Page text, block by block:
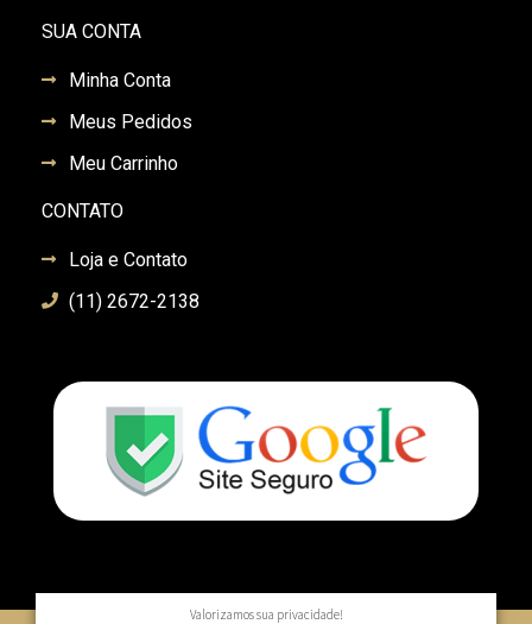
SUA CONTA
Minha Conta
Meus Pedidos
Meu Carrinho
CONTATO
Loja e Contato
(11) 2672-2138
Valorizamos sua privacidade!